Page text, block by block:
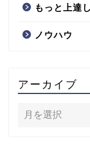
もっと上達
ノウハウ
アーカイブ